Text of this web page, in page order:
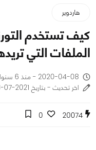
هاردوير
الملفات التي
2020-04-08 - منذ 6 سنوات
اخر تحديث - بتاريخ 2021-07-28
20074
0